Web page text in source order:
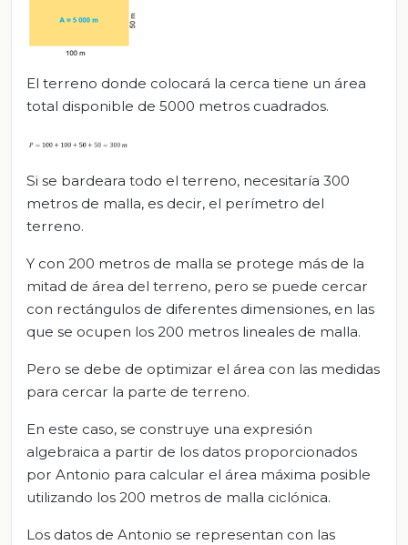
El terreno donde colocará la cerca tiene un área
total disponible de 5000 metros cuadrados.
Si se bardeara todo el terreno, necesitaría 300
metros de malla, es decir, el perímetro del
terreno.
Y con 200 metros de malla se protege más de la
mitad de área del terreno, pero se puede cercar
con rectángulos de diferentes dimensiones, en las
que se ocupen los 200 metros lineales de malla.
Pero se debe de optimizar el área con las medidas
para cercar la parte de terreno.
En este caso, se construye una expresión
algebraica a partir de los datos proporcionados
por Antonio para calcular el área máxima posible
utilizando los 200 metros de malla ciclónica.
Los datos de Antonio se representan con las